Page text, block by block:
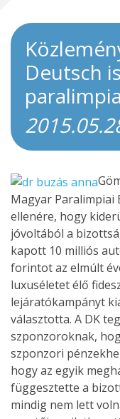
Deutsch
Magyar Paralimpiai
ellenére, hogy
jóvoltából a
kapott 10 milliós
forintot az elmúlt
luxuséletet élő
lejáratókampányt
választotta. A DK
szponzoroknak,
szponzori
hogy az egyik
függesztette a
mindig nem lett